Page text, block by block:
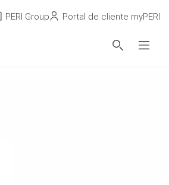
PERI Group Portal de cliente myPERI